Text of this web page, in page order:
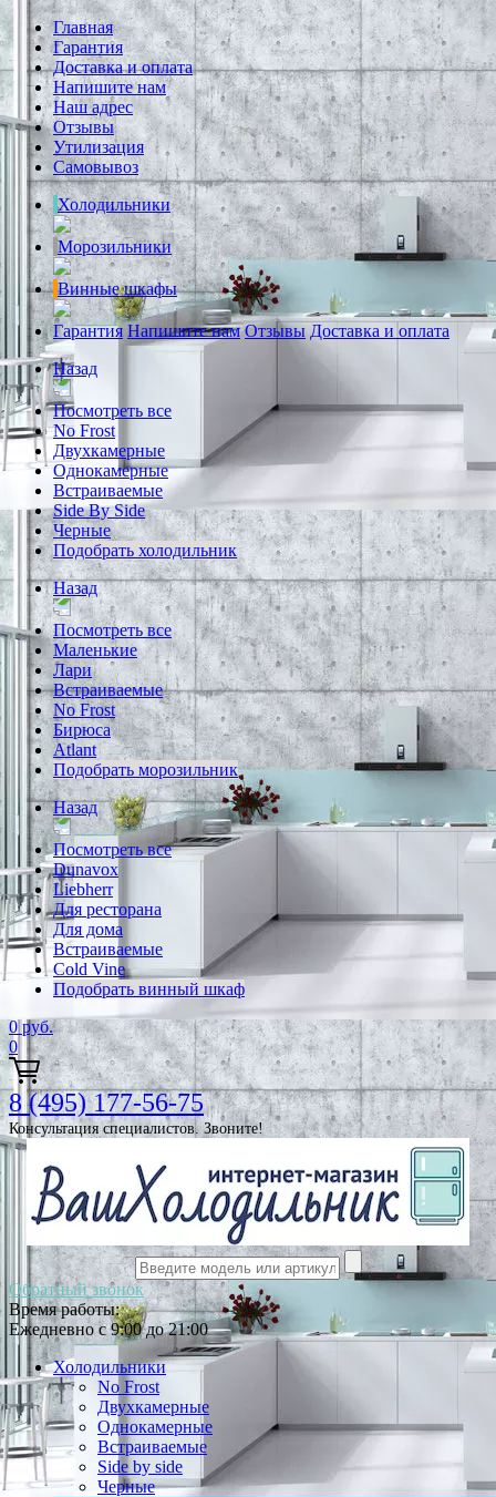
Главная
Гарантия
Доставка и оплата
Напишите нам
Наш адрес
Отзывы
Утилизация
Самовывоз
Холодильники
Морозильники
Винные шкафы
Гарантия Напишите нам Отзывы Доставка и оплата
Назад
Посмотреть все
No Frost
Двухкамерные
Однокамерные
Встраиваемые
Side By Side
Черные
Подобрать холодильник
Назад
Посмотреть все
Маленькие
Лари
Встраиваемые
No Frost
Бирюса
Atlant
Подобрать морозильник
Назад
Посмотреть все
Dunavox
Liebherr
Для ресторана
Для дома
Встраиваемые
Cold Vine
Подобрать винный шкаф
0 руб.
0
8 (495) 177-56-75
Консультация специалистов. Звоните!
Обратный звонок
Время работы:
Ежедневно с 9:00 до 21:00
Холодильники
No Frost
Двухкамерные
Однокамерные
Встраиваемые
Side by side
Черные